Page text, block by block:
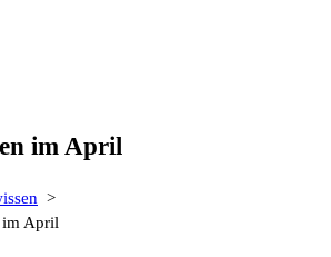
im April
>
im April